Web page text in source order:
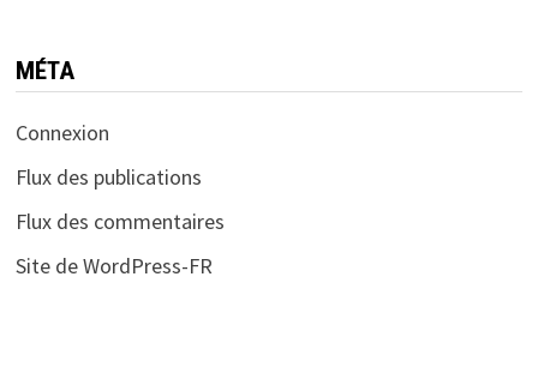
MÉTA
Connexion
Flux des publications
Flux des commentaires
Site de WordPress-FR